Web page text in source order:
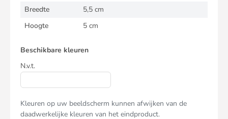
Breedte
5,5 cm
Hoogte
5 cm
Beschikbare kleuren
N.v.t.
Kleuren op uw beeldscherm kunnen afwijken van de
daadwerkelijke kleuren van het eindproduct.